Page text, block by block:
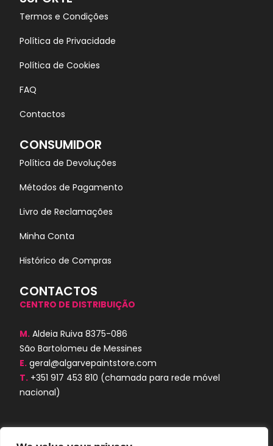
Termos e Condições
Política de Privacidade
Política de Cookies
FAQ
Contactos
CONSUMIDOR
Política de Devoluções
Métodos de Pagamento
Livro de Reclamações
Minha Conta
Histórico de Compras
CONTACTOS
CENTRO DE DISTRIBUIÇÃO
M. Aldeia Ruiva 8375-086
São Bartolomeu de Messines
E. geral@algarvepaintstore.com
T. +351 917 453 810 (chamada para rede móvel
nacional)